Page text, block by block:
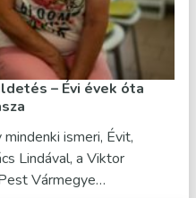
– Évi évek óta
ismeri, Évit,
Lindával, a Viktor
Vármegye…